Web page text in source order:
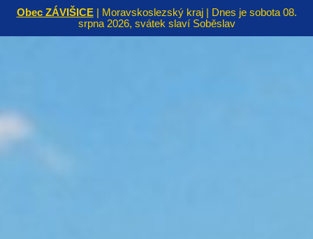
Obec ZÁVIŠICE| Moravskoslezský kraj | Dnes je sobota 08.
srpna 2026, svátek slaví Soběslav